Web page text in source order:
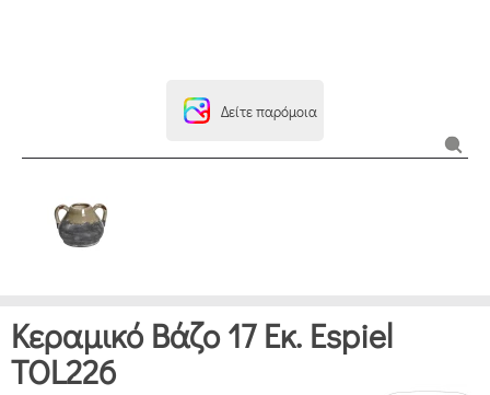
Δείτε παρόμοια
Κεραμικό Βάζο 17 Εκ. Espiel
TOL226